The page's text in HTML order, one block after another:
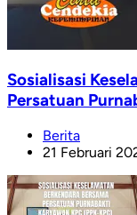
Sosialisasi
Persatuan
Berita
21 Februari